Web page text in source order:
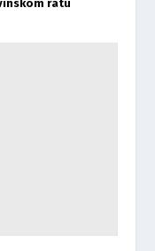
ratu